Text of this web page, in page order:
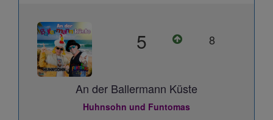
5 8
An der Ballermann Küste
Huhnsohn und Funtomas